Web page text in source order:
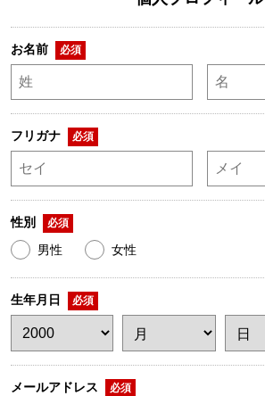
お名前 必須
フリガナ 必須
性別 必須
男性 女性
生年月日 必須
メールアドレス 必須